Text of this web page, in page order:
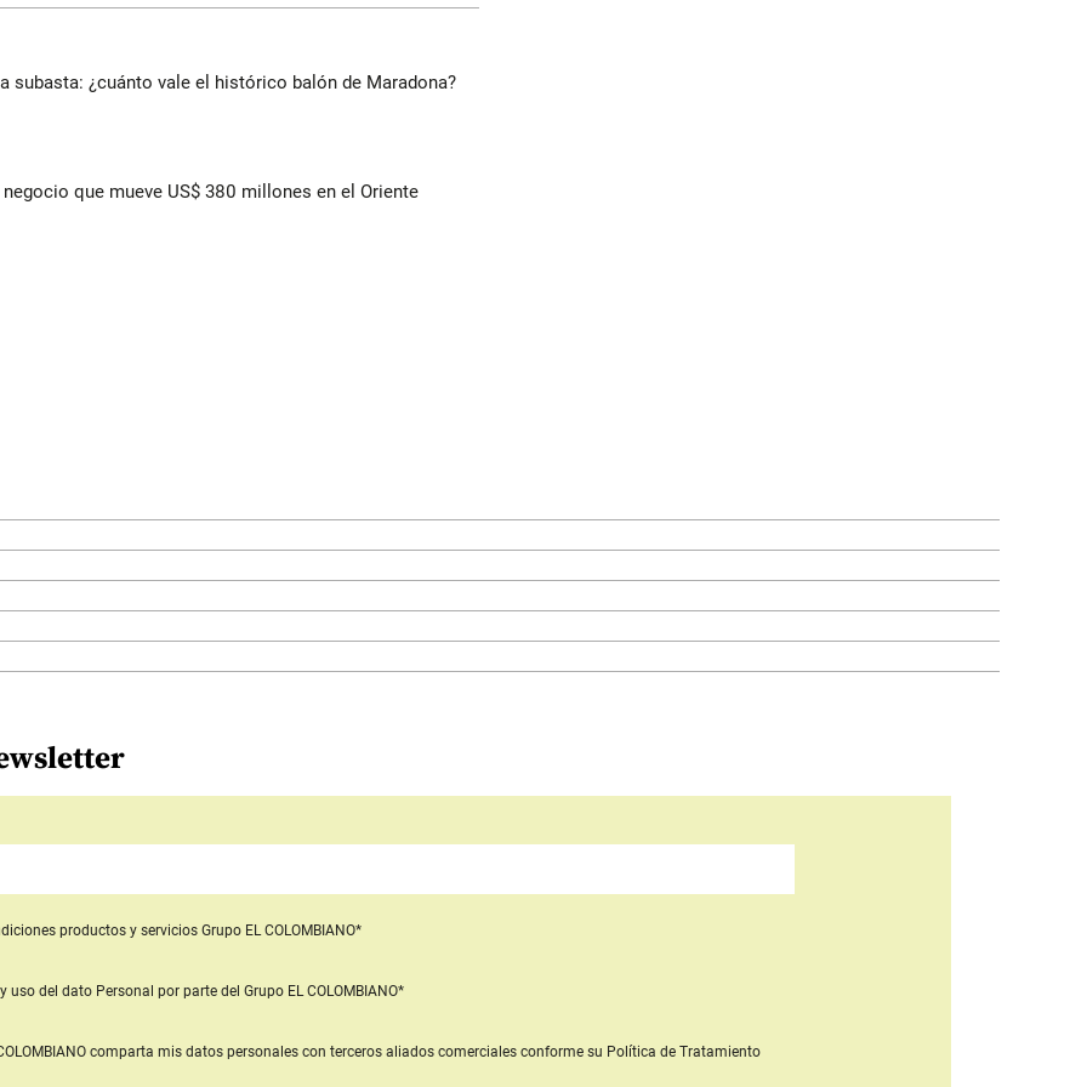
subasta: ¿cuánto vale el histórico balón de Maradona?
que mueve US$ 380 millones en el Oriente
productos y servicios Grupo EL COLOMBIANO*
uso del dato Personal por parte del Grupo EL COLOMBIANO*
comparta mis datos personales con terceros aliados comercialesconforme su Política de Tratamiento